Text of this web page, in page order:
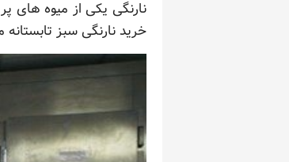
نارنگی یکی از میوه های
خرید نارنگی سبز